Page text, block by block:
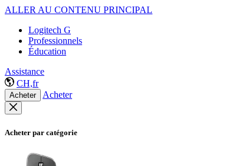
ALLER AU CONTENU PRINCIPAL
Logitech G
Professionnels
Éducation
Assistance
CH,fr
Acheter Acheter
Acheter par catégorie